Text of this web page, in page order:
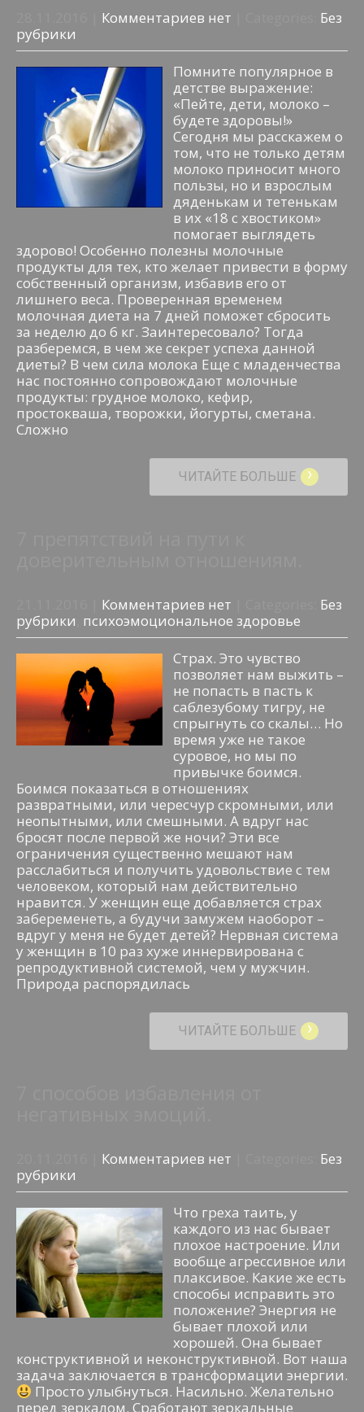
Комментариев нет
Без
рубрики
Помните популярное в
детстве выражение:
«Пейте, дети, молоко –
будете здоровы!»
Сегодня мы расскажем о
том, что не только детям
молоко приносит много
пользы, но и взрослым
дяденькам и тетенькам
в их «18 с хвостиком»
помогает выглядеть
здорово! Особенно полезны молочные
продукты для тех, кто желает привести в форму
собственный организм, избавив его от
лишнего веса. Проверенная временем
молочная диета на 7 дней поможет сбросить
за неделю до 6 кг. Заинтересовало? Тогда
разберемся, в чем же секрет успеха данной
диеты? В чем сила молока Еще с младенчества
нас постоянно сопровождают молочные
продукты: грудное молоко, кефир,
простокваша, творожки, йогурты, сметана.
Сложно
ЧИТАЙТЕ БОЛЬШЕ ›
Комментариев нет
Без
рубрики психоэмоциональное здоровье
Страх. Это чувство
позволяет нам выжить –
не попасть в пасть к
саблезубому тигру, не
спрыгнуть со скалы… Но
время уже не такое
суровое, но мы по
привычке боимся.
Боимся показаться в отношениях
развратными, или чересчур скромными, или
неопытными, или смешными. А вдруг нас
бросят после первой же ночи? Эти все
ограничения существенно мешают нам
расслабиться и получить удовольствие с тем
человеком, который нам действительно
нравится. У женщин еще добавляется страх
забеременеть, а будучи замужем наоборот –
вдруг у меня не будет детей? Нервная система
у женщин в 10 раз хуже иннервирована с
репродуктивной системой, чем у мужчин.
Природа распорядилась
ЧИТАЙТЕ БОЛЬШЕ ›
Комментариев нет
Без
рубрики
Что греха таить, у
каждого из нас бывает
плохое настроение. Или
вообще агрессивное или
плаксивое. Какие же есть
способы исправить это
положение? Энергия не
бывает плохой или
хорошей. Она бывает
конструктивной и неконструктивной. Вот наша
задача заключается в трансформации энергии.
Просто улыбнуться. Насильно. Желательно
перед зеркалом. Сработают зеркальные